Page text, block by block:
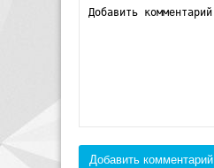
Добавить комментарий